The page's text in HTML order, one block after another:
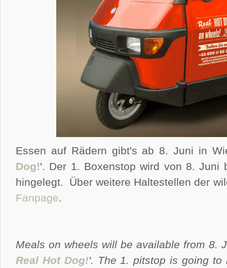
Essen auf Rädern gibt's ab 8. Juni in
Dog!'. Der 1. Boxenstop wird von 8. Juni
hingelegt. Über weitere Haltestellen der
Fanpage.
Meals on wheels will be available from 8.
Real Hot Dog!'. The 1. pitstop is going